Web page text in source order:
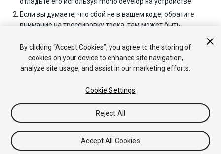
Если вы думаете, что сбой не в вашем коде, обратите
внимание на трессировку трека, там может быть
будем смотреть.
Tutorials
Community Answers Knowledge Base
Asset
Store
By clicking “Accept Cookies”, you agree to the storing of
cookies on your device to enhance site navigation,
analyze site usage, and assist in our marketing efforts.
Cookie Settings
Reject All
Accept All Cookies